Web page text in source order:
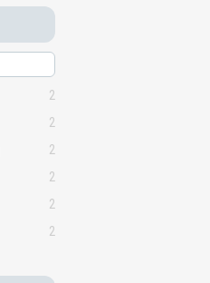
2
2
2
2
2
2